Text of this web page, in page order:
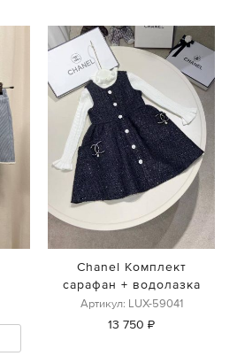
Chanel Комплект
сарафан + водолазка
Артикул: LUX-59041
13 750 ₽